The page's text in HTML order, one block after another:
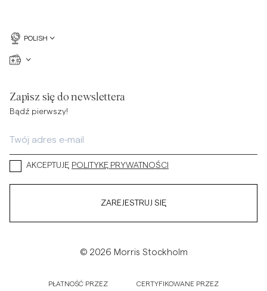
POLISH
Zapisz się do newslettera
Bądź pierwszy!
AKCEPTUJĘ POLITYKĘ PRYWATNOŚCI
ZAREJESTRUJ SIĘ
© 2026 Morris Stockholm
PŁATNOŚĆ PRZEZ CERTYFIKOWANE PRZEZ